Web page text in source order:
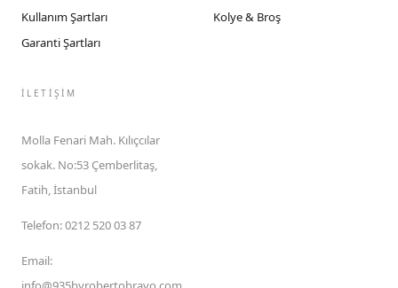
Kullanım Şartları
Garanti Şartları
Kolye & Broş
İLETIŞIM
Molla Fenari Mah. Kılıçcılar
sokak. No:53 Çemberlitaş,
Fatih, İstanbul
Telefon:0212 520 03 87
Email: